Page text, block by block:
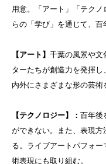
用意。「アート」「テク
らの「学び」を通じて、百
【アート】 千葉の風景や文
ターたちが創造力を発揮
内外にさまざまな形の芸術
【テクノロジー】： 百年後
ができない。また、表現
る。ライブアートパフォ
術表現にも取り組む。